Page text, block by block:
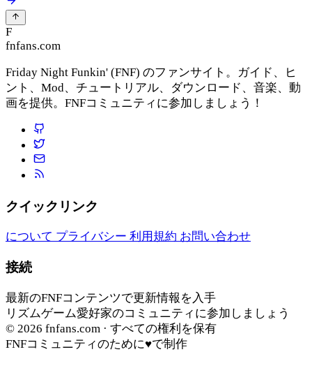
F
fnfans.com
Friday Night Funkin' (FNF) のファンサイト。ガイド、ヒ
ント、Mod、チュートリアル、ダウンロード、音楽、動
画を提供。FNFコミュニティに参加しましょう！
クイックリンク
について プライバシー 利用規約 お問い合わせ
接続
最新のFNFコンテンツで更新情報を入手
リズムゲーム愛好家のコミュニティに参加しましょう
© 2026 fnfans.com · すべての権利を保有
FNFコミュニティのために♥で制作